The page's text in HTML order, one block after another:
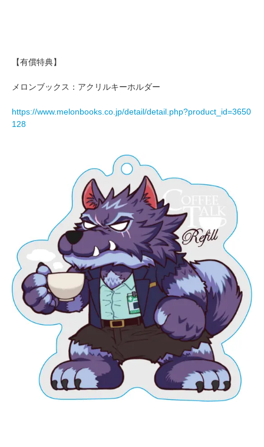
【有償特典】
メロンブックス：アクリルキーホルダー
https://www.melonbooks.co.jp/detail/detail.php?product_id=3650
128